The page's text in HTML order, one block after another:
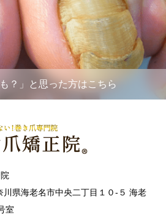
？」と思った方はこちら
川県海老名市中央二丁目１０-５ 海老
室